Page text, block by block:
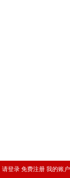
请登录 免费注册 我的账户